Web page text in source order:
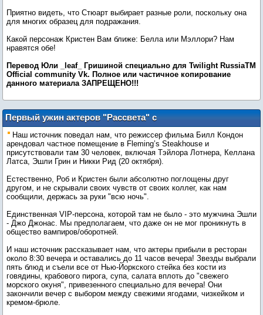
Приятно видеть, что Стюарт выбирает разные роли, поскольку она
для многих образец для подражания.
Какой персонаж Кристен Вам ближе: Белла или Мэллори? Нам
нравятся обе!
Перевод Юли _leaf_ Гришиной специально для Twilight RussiaTM
Оfficial community Vk. Пoлнoe или чacтичнoe кoпиpoвaниe
дaннoгo мaтepиaлa ЗАПРЕЩЕНО!!!
Первый ужин актеров "Рассвета" с
режиссерами и продюсерами в Батон
Руж
Наш источник поведал нам, что режиссер фильма Билл Кондон
арендовал частное помещение в Fleming’s Steakhouse и
присутствовали там 30 человек, включая Тэйлора Лотнера, Келлана
Латса, Эшли Грин и Никки Рид (20 октября).
Естественно, Роб и Кристен были абсолютно поглощены друг
другом, и не скрывали своих чувств от своих коллег, как нам
сообщили, держась за руки "всю ночь".
Единственная VIP-персона, которой там не было - это мужчина Эшли
- Джо Джонас. Мы предполагаем, что даже он не мог проникнуть в
общество вампиров/оборотней.
И наш источник рассказывает нам, что актеры прибыли в ресторан
около 8:30 вечера и оставались до 11 часов вечера! Звезды выбрали
пять блюд и съели все от Нью-Йоркского стейка без кости из
говядины, крабового пирога, супа, салата вплоть до "свежего
морского окуня", привезенного специально для вечера! Они
закончили вечер с выбором между свежими ягодами, чизкейком и
кремом-брюле.